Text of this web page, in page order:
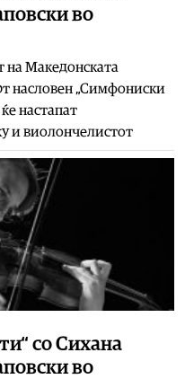
во
на Македонската
насловен „Симфониски
настапат
и виолончелистот
со Сихана
во